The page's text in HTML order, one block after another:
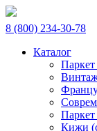
8 (800) 234-30-78
Каталог
Паркет
Паркет
Кижи